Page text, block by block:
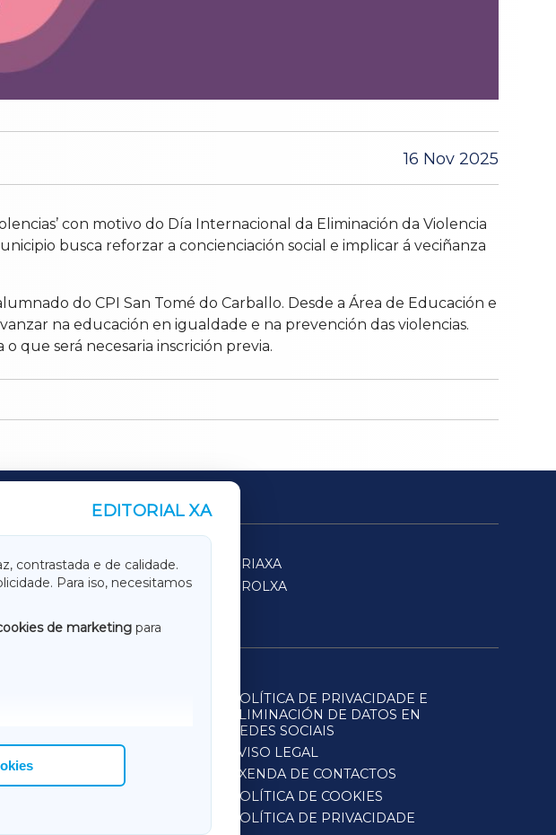
16 Nov 2025
con motivo do Día Internacional da Eliminación da Violencia
busca reforzar a concienciación social e implicar á veciñanza
do CPI San Tomé do Carballo. Desde a Área de Educación e
na educación en igualdade e na prevención das violencias.
que será necesaria inscrición previa.
EDITORIAL XA
contrastada e de calidade.
Para iso, necesitamos
de marketing para
SARRIAXA
FERROLXA
POLÍTICA DE PRIVACIDADE E
ELIMINACIÓN DE DATOS EN
REDES SOCIAIS
AVISO LEGAL
AXENDA DE CONTACTOS
POLÍTICA DE COOKIES
POLÍTICA DE PRIVACIDADE